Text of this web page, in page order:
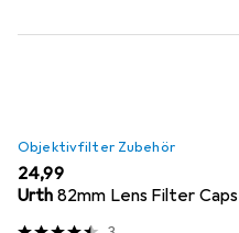
Objektivfilter Zubehör
EUR
24,99
Urth 82mm Lens Filter Caps